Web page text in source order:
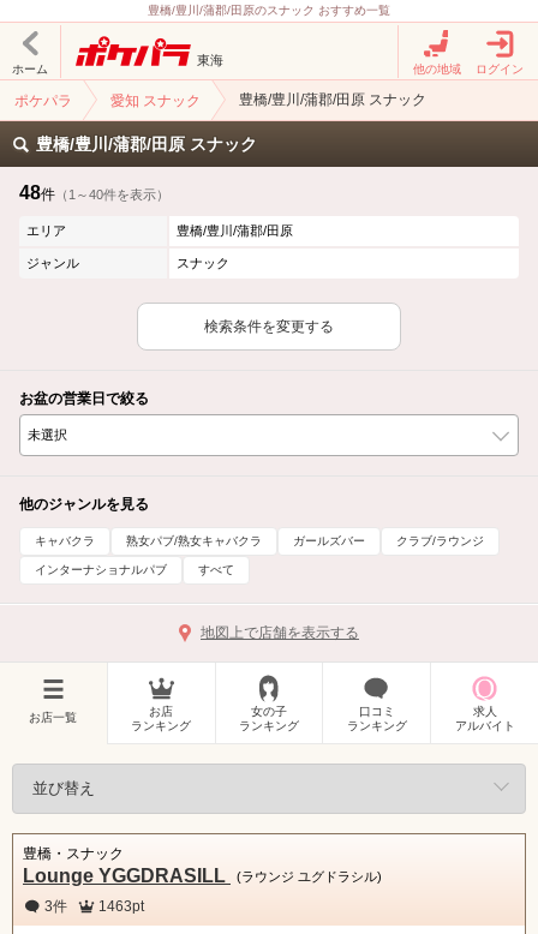
豊橋/豊川/蒲郡/田原のスナック おすすめ一覧
ホーム
東海
他の地域 ログイン
ポケパラ 愛知 スナック 豊橋/豊川/蒲郡/田原 スナック
豊橋/豊川/蒲郡/田原 スナック
48件 （1～40件を表示）
エリア 豊橋/豊川/蒲郡/田原
ジャンル スナック
検索条件を変更する
お盆の営業日で絞る
他のジャンルを見る
キャバクラ 熟女パブ/熟女キャバクラ ガールズバー クラブ/ラウンジ
インターナショナルパブ すべて
地図上で店舗を表示する
お店一覧
お店
ランキング
女の子
ランキング
口コミ
ランキング
求人
アルバイト
豊橋・スナック
Lounge YGGDRASILL (ラウンジ ユグドラシル)
3件 1463pt